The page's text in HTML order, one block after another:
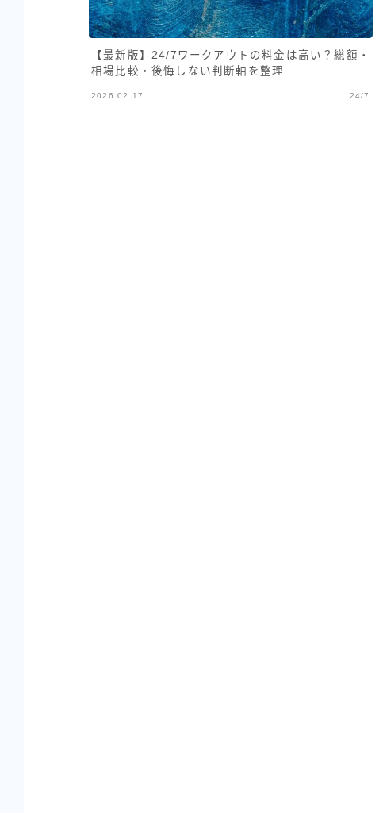
【最新版】24/7ワークアウトの料金は高い？総額・
相場比較・後悔しない判断軸を整理
2026.02.17 24/7